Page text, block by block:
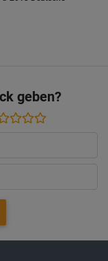
geben?